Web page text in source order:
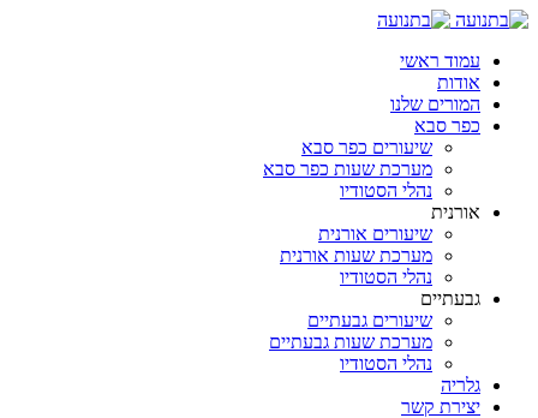
עמוד ראשי
אודות
המורים שלנו
כפר סבא
שיעורים כפר סבא
מערכת שעות כפר סבא
נהלי הסטודיו
אורנית
שיעורים אורנית
מערכת שעות אורנית
נהלי הסטודיו
גבעתיים
שיעורים גבעתיים
מערכת שעות גבעתיים
נהלי הסטודיו
גלריה
יצירת קשר